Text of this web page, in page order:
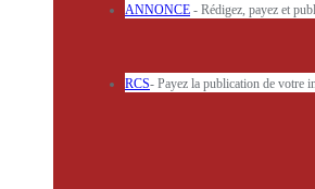
ANNONCE - Rédigez, payez et
RCS- Payez la publication de votre